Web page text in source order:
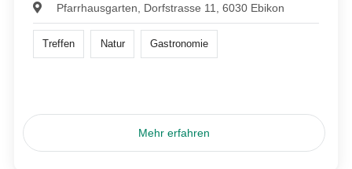
Pfarrhausgarten, Dorfstrasse 11, 6030 Ebikon
Treffen Natur Gastronomie
Mehr erfahren